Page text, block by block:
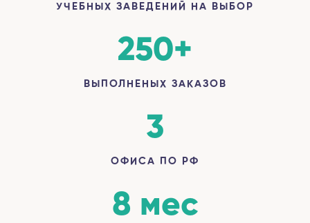
УЧЕБНЫХ ЗАВЕДЕНИЙ НА ВЫБОР
250+
ВЫПОЛНЕНЫХ ЗАКАЗОВ
3
ОФИСА ПО РФ
8 мес